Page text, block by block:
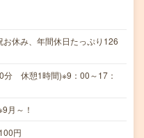
休み、年間休日たっぷり126
分 休憩1時間)※9：00～17：
月～！
円